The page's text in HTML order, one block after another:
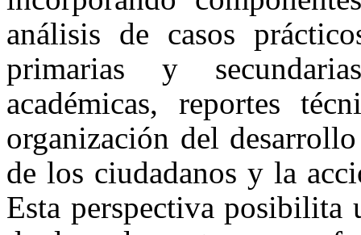
análisis de casos
primarias y
académicas, reportes
organización del
de los ciudadanos y la
Esta perspectiva